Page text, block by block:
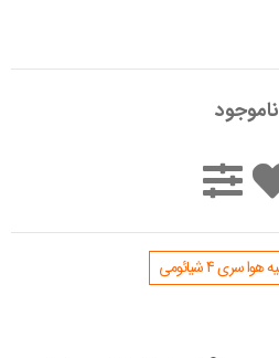
ناموجود
سری 4 شیائومی